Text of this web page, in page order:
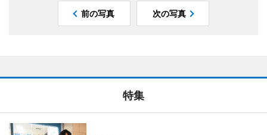
前の写真 次の写真
特集